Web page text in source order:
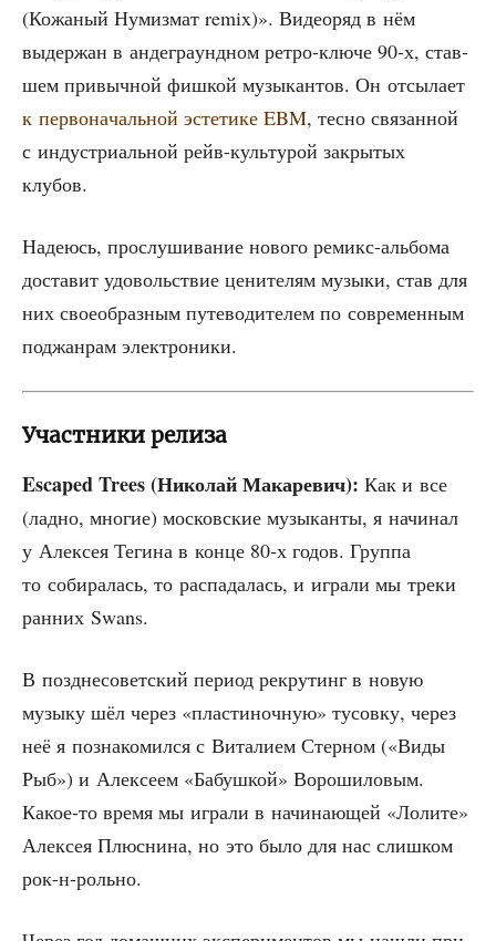
(Кожа­ный Нумиз­мат remix)». Видео­ряд в нём
выдер­жан в анде­гра­унд­ном ретро-клю­че 90‑х, став­
шем при­выч­ной фиш­кой музы­кан­тов. Он отсы­ла­ет
к пер­во­на­чаль­ной эсте­ти­ке EBM, тес­но свя­зан­ной
с инду­стри­аль­ной рейв-куль­ту­рой закры­тых
клубов.
Наде­юсь, про­слу­ши­ва­ние ново­го реми­кс-аль­бо­ма
доста­вит удо­воль­ствие цени­те­лям музы­ки, став для
них свое­об­раз­ным путе­во­ди­те­лем по совре­мен­ным
под­жан­рам электроники.
Участники релиза
Escaped Trees (Нико­лай Мака­ре­вич): Как и все
(лад­но, мно­гие) мос­ков­ские музы­кан­ты, я начи­нал
у Алек­сея Теги­на в кон­це 80‑х годов. Груп­па
то соби­ра­лась, то рас­па­да­лась, и игра­ли мы тре­ки
ран­них Swans.
В позд­не­со­вет­ский пери­од рекру­тинг в новую
музы­ку шёл через «пла­сти­ноч­ную» тусов­ку, через
неё я позна­ко­мил­ся с Вита­ли­ем Стер­ном («Виды
Рыб») и Алек­се­ем «Бабуш­кой» Воро­ши­ло­вым.
Какое-то вре­мя мы игра­ли в начи­на­ю­щей «Лоли­те»
Алек­сея Плюс­ни­на, но это было для нас слиш­ком
рок-н-рольно.